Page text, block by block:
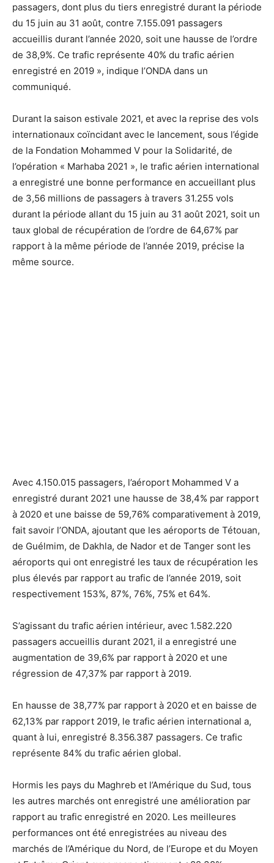
passagers, dont plus du tiers enregistré durant la période
du 15 juin au 31 août, contre 7.155.091 passagers
accueillis durant l’année 2020, soit une hausse de l’ordre
de 38,9%. Ce trafic représente 40% du trafic aérien
enregistré en 2019 », indique l’ONDA dans un
communiqué.
Durant la saison estivale 2021, et avec la reprise des vols
internationaux coïncidant avec le lancement, sous l’égide
de la Fondation Mohammed V pour la Solidarité, de
l’opération « Marhaba 2021 », le trafic aérien international
a enregistré une bonne performance en accueillant plus
de 3,56 millions de passagers à travers 31.255 vols
durant la période allant du 15 juin au 31 août 2021, soit un
taux global de récupération de l’ordre de 64,67% par
rapport à la même période de l’année 2019, précise la
même source.
Avec 4.150.015 passagers, l’aéroport Mohammed V a
enregistré durant 2021 une hausse de 38,4% par rapport
à 2020 et une baisse de 59,76% comparativement à 2019,
fait savoir l’ONDA, ajoutant que les aéroports de Tétouan,
de Guélmim, de Dakhla, de Nador et de Tanger sont les
aéroports qui ont enregistré les taux de récupération les
plus élevés par rapport au trafic de l’année 2019, soit
respectivement 153%, 87%, 76%, 75% et 64%.
S’agissant du trafic aérien intérieur, avec 1.582.220
passagers accueillis durant 2021, il a enregistré une
augmentation de 39,6% par rapport à 2020 et une
régression de 47,37% par rapport à 2019.
En hausse de 38,77% par rapport à 2020 et en baisse de
62,13% par rapport 2019, le trafic aérien international a,
quant à lui, enregistré 8.356.387 passagers. Ce trafic
représente 84% du trafic aérien global.
Hormis les pays du Maghreb et l’Amérique du Sud, tous
les autres marchés ont enregistré une amélioration par
rapport au trafic enregistré en 2020. Les meilleures
performances ont été enregistrées au niveau des
marchés de l’Amérique du Nord, de l’Europe et du Moyen